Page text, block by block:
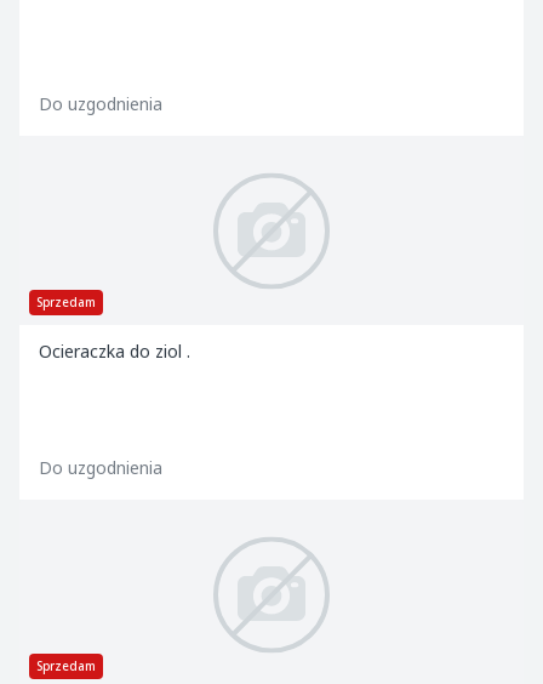
Do uzgodnienia
Sprzedam
Ocieraczka do ziol .
Do uzgodnienia
Sprzedam